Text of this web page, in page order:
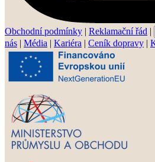
Obchodní podmínky | Reklamační řád |
nás | Média | Kariéra | Ceník dopravy |